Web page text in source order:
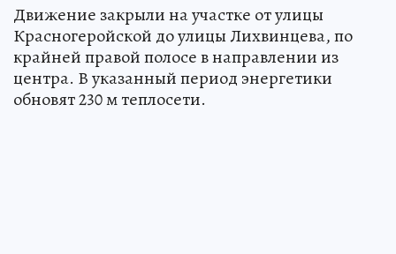
Движение закрыли на участке от улицы
Красногеройской до улицы Лихвинцева, по
крайней правой полосе в направлении из
центра. В указанный период энергетики
обновят 230 м теплосети.